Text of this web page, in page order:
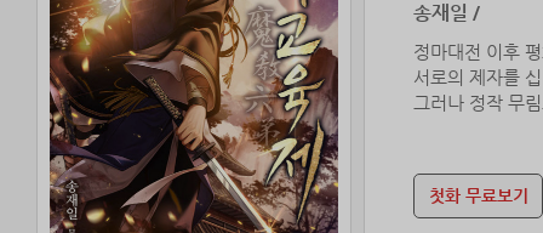
송재일 /
정마대전 이후
서로의 제자를
그러나 정작 무
무림은커녕 마
그런 그의 맑은
첫화 무료보기